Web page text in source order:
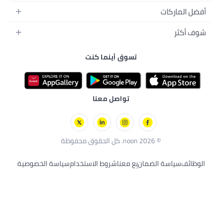
بِع معناشروط الاستخدامسياسة الخصوصية